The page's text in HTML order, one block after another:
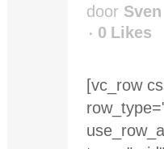
door Sven
0 Likes
[vc_row